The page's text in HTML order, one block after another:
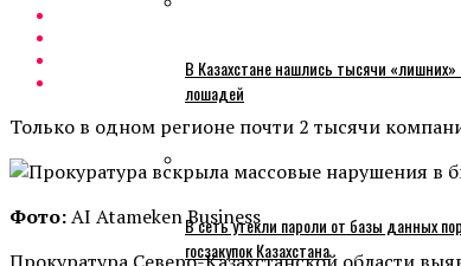
В Казахстане нашлись тысячи «лишних»
лошадей
В сеть утекли пароли от базы данных
госзакупок Казахстана
Только в одном регионе почти 2 тысячи
Фото:AI Atameken Business